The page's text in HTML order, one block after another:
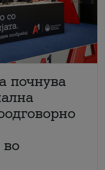
почнува
во